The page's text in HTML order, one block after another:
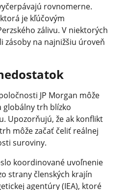
rovnomerne.
je kľúčovým
zálivu. V niektorých
zásoby na najnižšiu úroveň
JP Morgan môže
globálny trh blízko
Upozorňujú, že ak konflikt
môže začať čeliť reálnej
suroviny.
koordinované uvoľnenie
strany členských krajín
agentúry (IEA), ktoré